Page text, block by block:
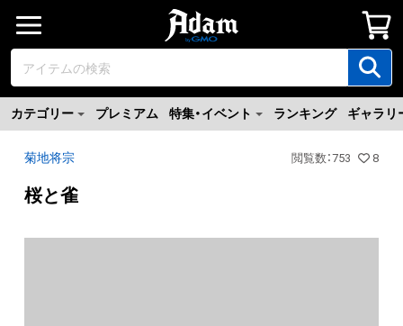
カテゴリー プレミアム 特集・イベント ランキング ギャラリ
菊地将宗 閲覧数 ：753 8
桜と雀